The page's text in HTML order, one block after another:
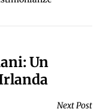
Un
Next Post